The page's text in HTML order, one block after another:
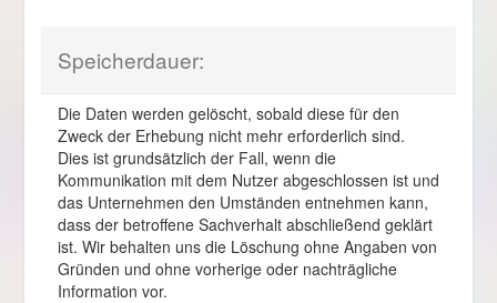
Speicherdauer:
Die Daten werden gelöscht, sobald diese für den
Zweck der Erhebung nicht mehr erforderlich sind.
Dies ist grundsätzlich der Fall, wenn die
Kommunikation mit dem Nutzer abgeschlossen ist und
das Unternehmen den Umständen entnehmen kann,
dass der betroffene Sachverhalt abschließend geklärt
ist. Wir behalten uns die Löschung ohne Angaben von
Gründen und ohne vorherige oder nachträgliche
Information vor.